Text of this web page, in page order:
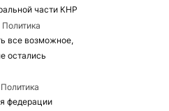
части КНР
все возможное,
остались
федерации